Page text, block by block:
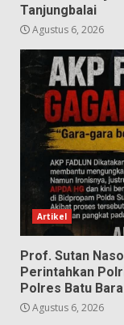
Tanjungbalai
Agustus 6, 2026
Artikel
Prof. Sutan
Perintahkan
Polres Batu Bara
Agustus 6, 2026